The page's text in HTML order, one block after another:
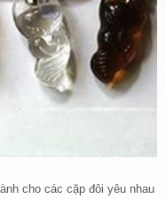
cho các cặp đôi yêu nhau